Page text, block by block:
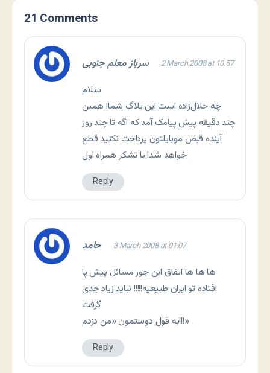
21 Comments
سرباز معلم جنوبی 2 March 2008 at 10:57
سلام
چه حلال‌زاده است این بلاگ شما! همین
چند دقیقه پیش پیامک آمد که اگه تا چند روز
آینده قبض موبایلتون پرداخت نکنید قطع
خواهد شد! با تشکر همراه اول
Reply
حامد 3 March 2008 at 01:07
ها ها ها اتفاق این جور مسائل پیش پا
افتاده تو ایران طبیعیه!!!!! نباید زیاد جدی
گرفت
به قول دوستمون «من دزدم!!!»
Reply